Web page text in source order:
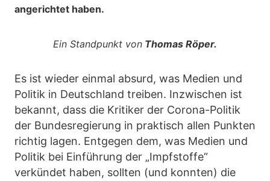
angerichtet haben.
Ein Standpunkt von Thomas Röper.
Es ist wieder einmal absurd, was Medien und
Politik in Deutschland treiben. Inzwischen ist
bekannt, dass die Kritiker der Corona-Politik
der Bundesregierung in praktisch allen Punkten
richtig lagen. Entgegen dem, was Medien und
Politik bei Einführung der „Impfstoffe“
verkündet haben, sollten (und konnten) die